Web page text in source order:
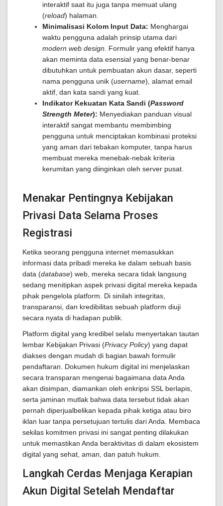
interaktif saat itu juga tanpa memuat ulang
(reload) halaman.
Minimalisasi Kolom Input Data: Menghargai
waktu pengguna adalah prinsip utama dari
modern web design . Formulir yang efektif hanya
akan meminta data esensial yang benar-benar
dibutuhkan untuk pembuatan akun dasar, seperti
nama pengguna unik (username), alamat email
aktif, dan kata sandi yang kuat.
Indikator Kekuatan Kata Sandi (Password
Strength Meter): Menyediakan panduan visual
interaktif sangat membantu membimbing
pengguna untuk menciptakan kombinasi proteksi
yang aman dari tebakan komputer, tanpa harus
membuat mereka menebak-nebak kriteria
kerumitan yang diinginkan oleh server pusat.
Menakar Pentingnya Kebijakan
Privasi Data Selama Proses
Registrasi
Ketika seorang pengguna internet memasukkan
informasi data pribadi mereka ke dalam sebuah basis
data (database) web, mereka secara tidak langsung
sedang menitipkan aspek privasi digital mereka kepada
pihak pengelola platform. Di sinilah integritas,
transparansi, dan kredibilitas sebuah platform diuji
secara nyata di hadapan publik.
Platform digital yang kredibel selalu menyertakan tautan
lembar Kebijakan Privasi (Privacy Policy) yang dapat
diakses dengan mudah di bagian bawah formulir
pendaftaran. Dokumen hukum digital ini menjelaskan
secara transparan mengenai bagaimana data Anda
akan disimpan, diamankan oleh enkripsi SSL berlapis,
serta jaminan mutlak bahwa data tersebut tidak akan
pernah diperjualbelikan kepada pihak ketiga atau biro
iklan luar tanpa persetujuan tertulis dari Anda. Membaca
sekilas komitmen privasi ini sangat penting dilakukan
untuk memastikan Anda beraktivitas di dalam ekosistem
digital yang sehat, aman, dan patuh hukum.
Langkah Cerdas Menjaga Kerapian
Akun Digital Setelah Mendaftar